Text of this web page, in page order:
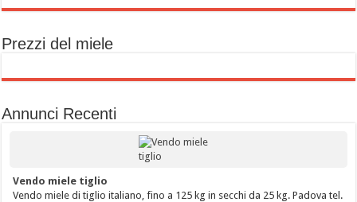
Prezzi del miele
Annunci Recenti
Vendo miele tiglio
Vendo miele di tiglio italiano, fino a 125 kg in secchi da 25 kg. Padova tel.